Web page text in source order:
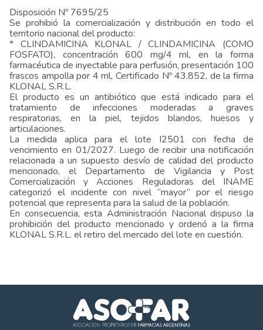
Disposición Nº 7695/25
Se prohibió la comercialización y distribución en todo el
territorio nacional del producto:
* CLINDAMICINA KLONAL / CLINDAMICINA (COMO
FOSFATO), concentración 600 mg/4 ml, en la forma
farmacéutica de inyectable para perfusión, presentación 100
frascos ampolla por 4 ml, Certificado Nº 43.852, de la firma
KLONAL S.R.L.
El producto es un antibiótico que está indicado para el
tratamiento de infecciones moderadas a graves
respiratorias, en la piel, tejidos blandos, huesos y
articulaciones.
La medida aplica para el lote I2501 con fecha de
vencimiento en 01/2027. Luego de recibir una notificación
relacionada a un supuesto desvío de calidad del producto
mencionado, el Departamento de Vigilancia y Post
Comercialización y Acciones Reguladoras del INAME
categorizó el incidente con nivel “mayor” por el riesgo
potencial que representa para la salud de la población.
En consecuencia, esta Administración Nacional dispuso la
prohibición del producto mencionado y ordenó a la firma
KLONAL S.R.L. el retiro del mercado del lote en cuestión.